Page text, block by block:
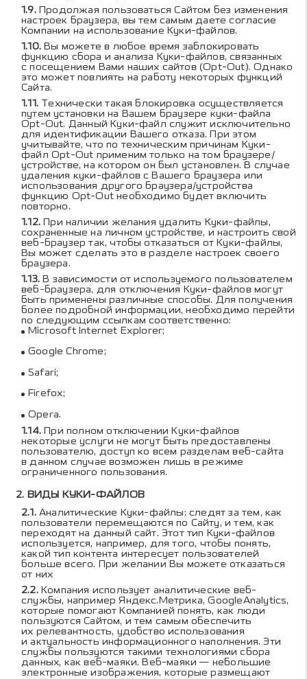
Продолжая пользоваться Сайтом без изменения
настроек браузера, вы тем самым даете согласие
Компании на использование Куки-файлов.
Вы можете в любое время заблокировать
функцию сбора и анализа Куки-файлов, связанных
с посещением Вами наших сайтов (Opt-Out). Однако
это может повлиять на работу некоторых функций
Сайта.
Технически такая блокировка осуществляется
путем установки на Вашем браузере куки-файла
Opt-Out. Данный Куки-файл служит исключительно
для идентификации Вашего отказа. При этом
учитывайте, что по техническим причинам Куки-
файл Opt-Out применим только на том браузере/
устройстве, на котором он был установлен. В случае
удаления куки-файлов с Вашего браузера или
использования другого браузера/устройства
функцию Opt-Out необходимо будет включить
повторно.
При наличии желания удалить Куки-файлы,
сохраненные на личном устройстве, и настроить свой
веб-браузер так, чтобы отказаться от Куки-файлы,
Вы может сделать это в разделе настроек своего
браузера.
В зависимости от используемого пользователем
веб-браузера, для отключения Куки-файлов могут
быть применены различные способы. Для получения
более подробной информации, необходимо перейти
по следующим ссылкам соответственно:
Microsoft Internet Explorer;
Google Chrome;
Safari;
Firefox;
Opera.
При полном отключении Куки-файлов
некоторые услуги не могут быть предоставлены
пользователю, доступ ко всем разделам веб-сайта
в данном случае возможен лишь в режиме
ограниченного пользования.
ВИДЫ КУКИ-ФАЙЛОВ
Аналитические Куки-файлы: следят за тем, как
пользователи перемещаются по Сайту, и тем, как
переходят на данный сайт. Этот тип Куки-файлов
используется, например, для того, чтобы понять,
какой тип контента интересует пользователей
больше всего. При желании Вы можете отказаться
от них
Компания использует аналитические веб-
службы, например Яндекс.Метрика, GoogleAnalytics,
которые помогают Компанией понять, как люди
пользуются Сайтом, и тем самым обеспечить
их релевантность, удобство использования
и актуальность информационного наполнения. Эти
службы пользуются такими технологиями сбора
данных, как веб-маяки. Веб-маяки — небольшие
электронные изображения, которые размещают